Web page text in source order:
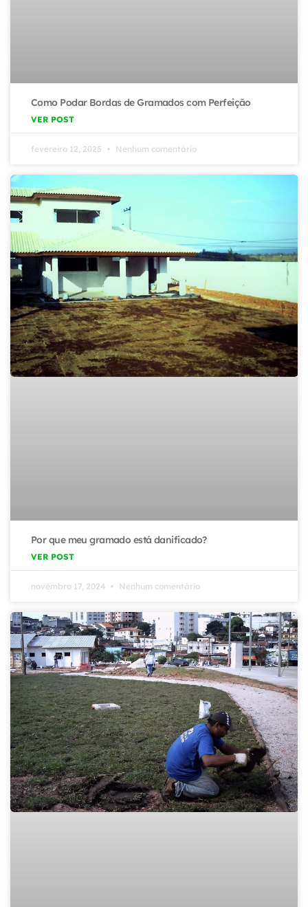
Como Podar Bordas de Gramados com Perfeição
VER POST
fevereiro 12, 2025 Nenhum comentário
Por que meu gramado está danificado?
VER POST
novembro 17, 2024 Nenhum comentário